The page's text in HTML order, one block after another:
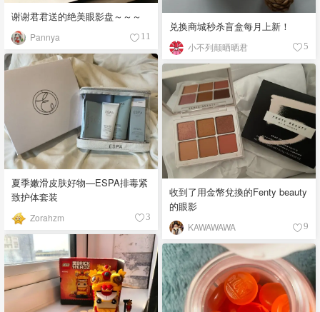
谢谢君君送的绝美眼影盘～～～
Pannya 11
兑换商城秒杀盲盒每月上新！
小不列颠晒晒君 5
夏季嫩滑皮肤好物—ESPA排毒紧
致护体套装
Zorahzm 3
收到了用金幣兌換的Fenty beauty
的眼影
KAWAWAWA 9